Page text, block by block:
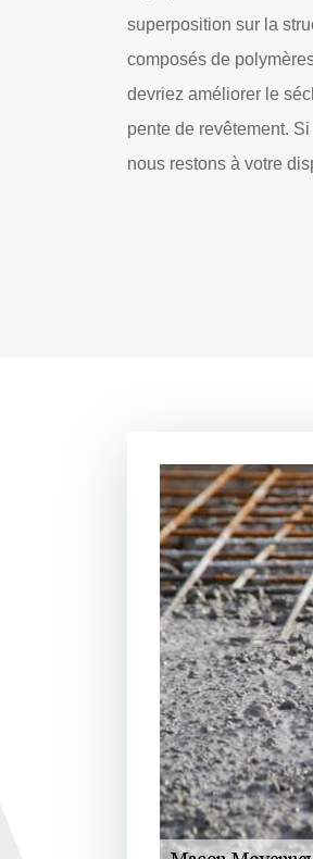
superposition sur la
composés de
devriez améliorer le
pente de revêtement.
nous restons à votre